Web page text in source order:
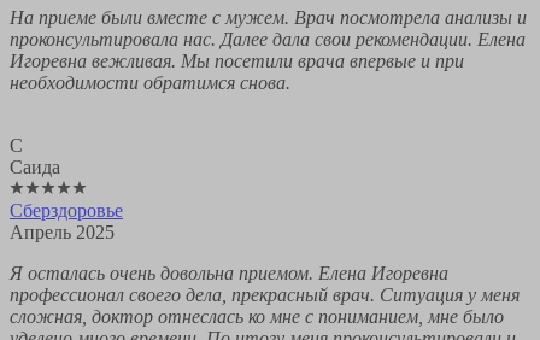
На приеме были вместе с мужем. Врач посмотрела анализы и
проконсультировала нас. Далее дала свои рекомендации. Елена
Игоревна вежливая. Мы посетили врача впервые и при
необходимости обратимся снова.
С
Саида
Сберздоровье
Апрель 2025
Я осталась очень довольна приемом. Елена Игоревна
профессионал своего дела, прекрасный врач. Ситуация у меня
сложная, доктор отнеслась ко мне с пониманием, мне было